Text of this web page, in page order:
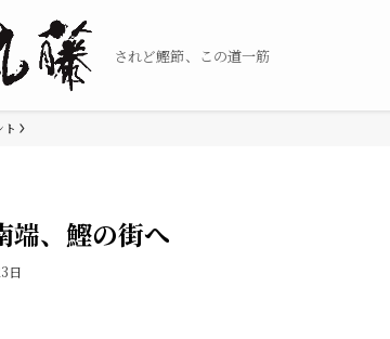
されど鰹節、この道一筋
ト
端、鰹の街へ
日